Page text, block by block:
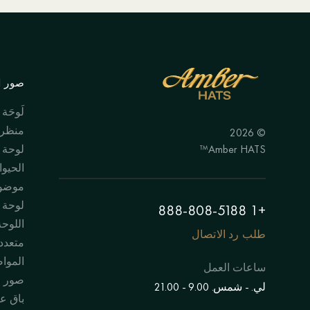
© 2026
Amber HATS™
+1 888-808-5188
طلب رد الاتصال
ساعات العمل
لي. - شمس. 9.00 - 21.00
صور
لَوحَة
لوحة
لوحة
صور
باق